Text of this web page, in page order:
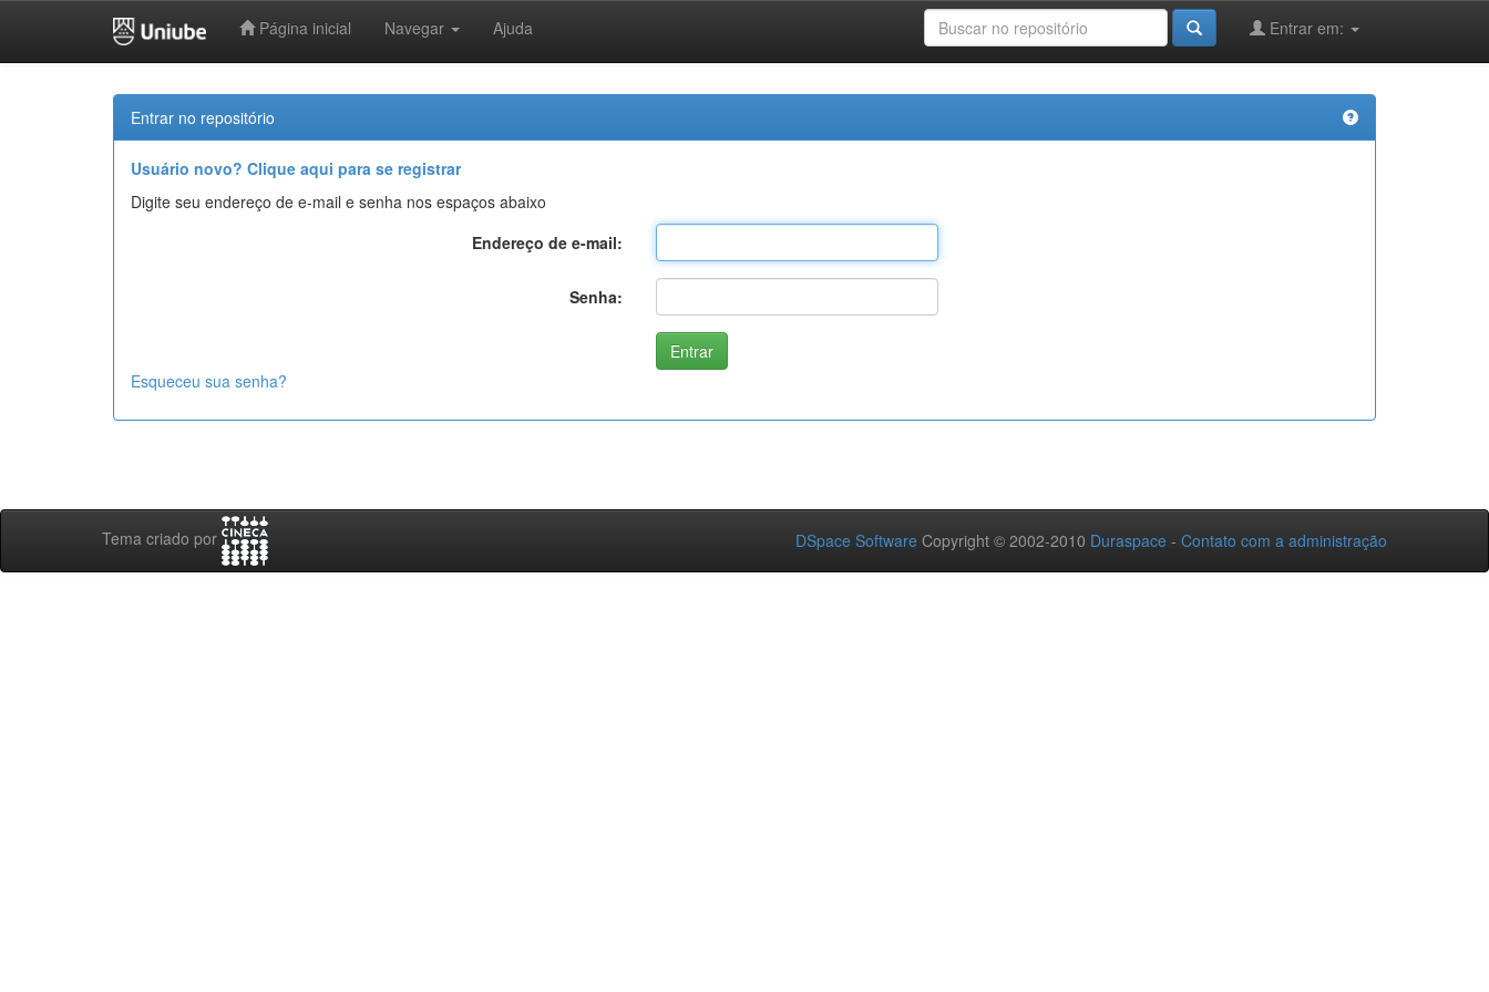
Página inicial Navegar Ajuda Entrar em:
Entrar no repositório
Usuário novo? Clique aqui para se registrar
Digite seu endereço de e-mail e senha nos espaços abaixo
Endereço de e-mail:
Senha:
Esqueceu sua senha?
Tema criado por DSpace Software Copyright © 2002-2010 Duraspace - Contato com a administração